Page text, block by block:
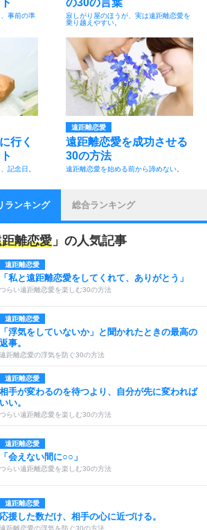
事前の準
寂しがり屋のほうが、実は遠距離恋愛を
乗り越えやすい。
行く
記念日。
遠距離恋愛
遠距離恋愛を成功させる
30の方法
遠距離恋愛を始める前から諦めない。
ランキング 総合ランキング
離恋愛 」の人気記事
遠距離恋愛
「私と遠距離恋愛をしてくれて、ありがとう」
つらい遠距離恋愛を楽しむ30の方法
遠距離恋愛
「浮気をしていないか」と聞かれたときの最高の
返事。
遠距離恋愛の浮気を防ぐ30の方法
遠距離恋愛
相手が変わるのを待つより、自分が先に変われば
いい。
つらい遠距離恋愛を楽しむ30の方法
遠距離恋愛
「会えない間に○○」
つらい遠距離恋愛を楽しむ30の方法
遠距離恋愛
応援した数だけ、相手の心に近づける。
遠距離恋愛の浮気を防ぐ30の方法